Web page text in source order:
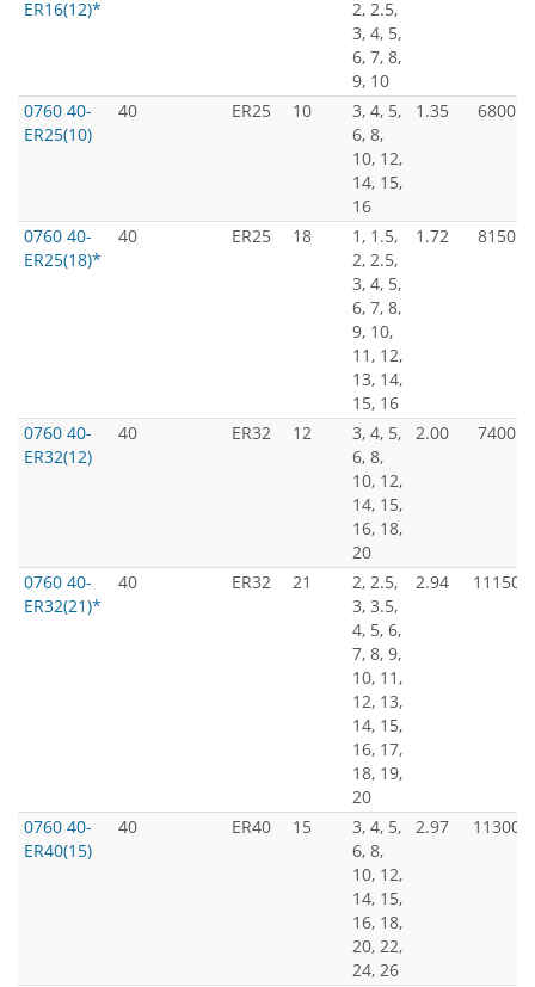
ER16(12)*
2, 2.5,
3, 4, 5,
6, 7, 8,
9, 10
0760 40-
ER25(10)
40 ER25 10
3, 4, 5,
6, 8,
10, 12,
14, 15,
16
1.35 6800
0760 40-
ER25(18)*
40 ER25 18
1, 1.5,
2, 2.5,
3, 4, 5,
6, 7, 8,
9, 10,
11, 12,
13, 14,
15, 16
1.72 8150
0760 40-
ER32(12)
40 ER32 12
3, 4, 5,
6, 8,
10, 12,
14, 15,
16, 18,
20
2.00 7400
0760 40-
ER32(21)*
40 ER32 21
2, 2.5,
3, 3.5,
4, 5, 6,
7, 8, 9,
10, 11,
12, 13,
14, 15,
16, 17,
18, 19,
20
2.94 11150
0760 40-
ER40(15)
40 ER40 15
3, 4, 5,
6, 8,
10, 12,
14, 15,
16, 18,
20, 22,
24, 26
2.97 11300